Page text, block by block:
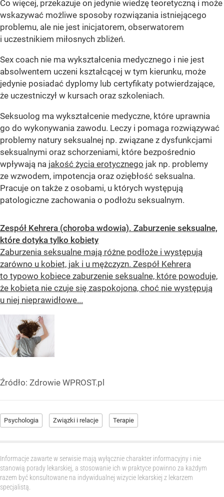
Co więcej, przekazuje on jedynie wiedzę teoretyczną i może
wskazywać możliwe sposoby rozwiązania istniejącego
problemu, ale nie jest inicjatorem, obserwatorem
i uczestnikiem miłosnych zbliżeń.
Sex coach nie ma wykształcenia medycznego i nie jest
absolwentem uczeni kształcącej w tym kierunku, może
jedynie posiadać dyplomy lub certyfikaty potwierdzające,
że uczestniczył w kursach oraz szkoleniach.
Seksuolog ma wykształcenie medyczne, które uprawnia
go do wykonywania zawodu. Leczy i pomaga rozwiązywać
problemy natury seksualnej np. związane z dysfunkcjami
seksualnymi oraz schorzeniami, które bezpośrednio
wpływają na jakość życia erotycznego jak np. problemy
ze wzwodem, impotencja oraz oziębłość seksualna.
Pracuje on także z osobami, u których występują
patologiczne zachowania o podłożu seksualnym.
Zespół Kehrera (choroba wdowia). Zaburzenie seksualne,
które dotyka tylko kobiety
Zaburzenia seksualne mają różne podłoże i występują
zarówno u kobiet, jak i u mężczyzn. Zespół Kehrera
to typowo kobiece zaburzenie seksualne, które powoduje,
że kobieta nie czuje się zaspokojona, choć nie występują
u niej nieprawidłowe...
Źródło: Zdrowie WPROST.pl
Psychologia Związki i relacje Terapie
Informacje zawarte w serwisie mają wyłącznie charakter informacyjny i nie
stanowią porady lekarskiej, a stosowanie ich w praktyce powinno za każdym
razem być konsultowane na indywidualnej wizycie lekarskiej z lekarzem
specjalistą.